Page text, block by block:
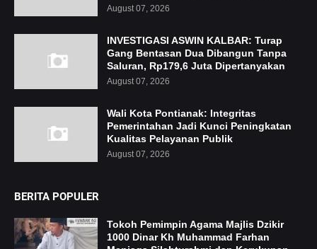
August 07, 2026
INVESTIGASI ASWIN KALBAR: Turap
Gang Bentasan Dua Dibangun Tanpa
Saluran, Rp179,6 Juta Dipertanyakan
August 07, 2026
Wali Kota Pontianak: Integritas
Pemerintahan Jadi Kunci Peningkatan
Kualitas Pelayanan Publik
August 07, 2026
BERITA POPULER
Tokoh Pemimpin Agama Majlis Dzikir
1000 Dinar Kh Muhammad Farhan